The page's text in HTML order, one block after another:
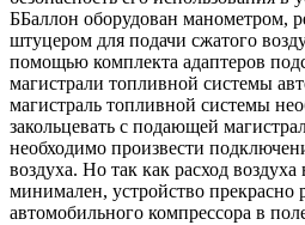
ББаллон оборудован манометром,
штуцером для подачи сжатого
помощью комплекта адаптеров
магистрали топливной системы
магистраль топливной системы
закольцевать с подающей
необходимо произвести
воздуха. Но так как расход
минимален, устройство прекрасно
автомобильного компрессора в